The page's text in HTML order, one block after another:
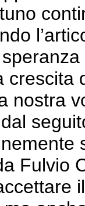
crescita
nostra
Fulvio